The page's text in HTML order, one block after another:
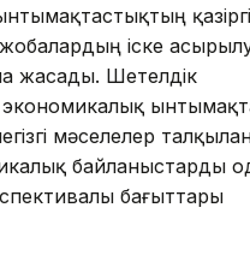
қазіргі
іске
жасады. Шетелдік
экономикалық
мәселелер
байланыстарды
бағыттары